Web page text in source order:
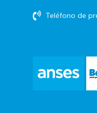
Teléfono de